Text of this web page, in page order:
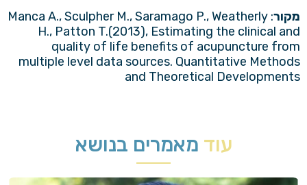
מקור : Manca A., Sculpher M., Saramago P., Weatherly
H., Patton T.(2013), Estimating the clinical and
quality of life benefits of acupuncture from
multiple level data sources. Quantitative Methods
and Theoretical Developments
עוד מאמרים בנושא